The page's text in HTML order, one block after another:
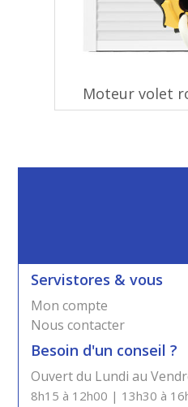
Moteur volet
Servistores & vous
Mon compte
Nous contacter
Besoin d'un conseil ?
Ouvert du Lundi au
8h15 à 12h00 | 13h30 à